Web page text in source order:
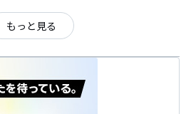
もっと見る